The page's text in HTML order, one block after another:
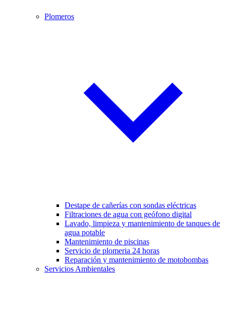
Plomeros
Destape de cañerías con sondas eléctricas
Filtraciones de agua con geófono digital
Lavado, limpieza y mantenimiento de tanques de
agua potable
Mantenimiento de piscinas
Servicio de plomeria 24 horas
Reparación y mantenimiento de motobombas
Servicios Ambientales